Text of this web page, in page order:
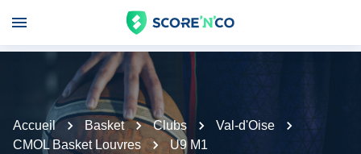
Accueil Basket Clubs
Val-d'Oise
CMOL Basket Louvres
U9 M1